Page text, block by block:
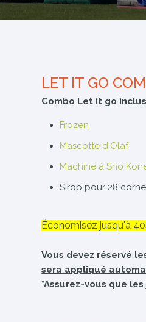
LET IT GO
Combo Let it go
Frozen
Mascotte d'Olaf
Machine à Sno
Sirop pour 28
Économisez jusqu'à
Vous devez réservé
sera appliqué
*Assurez-vous que